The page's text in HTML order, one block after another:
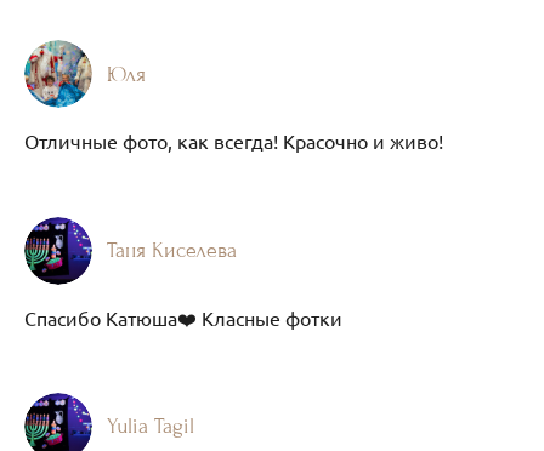
Юля
Отличные фото, как всегда! Красочно и живо!
Таня Киселева
Спасибо Катюша❤️ Класные фотки
Yulia Tagil